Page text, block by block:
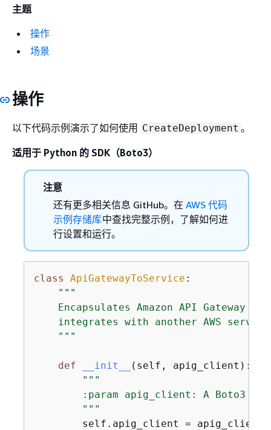
主题
操作
场景
操作
以下代码示例演示了如何使用 CreateDeployment 。
适用于 Python 的 SDK（Boto3）
注意
还有更多相关信息 GitHub。在 AWS 代码
示例存储库中查找完整示例，了解如何进
行设置和运行。
class ApiGatewayToService :
"""
Encapsulates Amazon API Gateway
integrates with another AWS
    """
def __init__ ( self, apig_client ):
"""
:param apig_client: A Boto3
        """
        self.apig_client = apig_client